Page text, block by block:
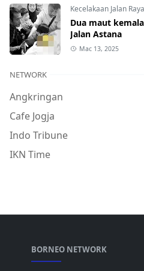
Kecelakaan Jalan Raya
Dua maut
Jalan Astana
Mac 13, 2025
NETWORK
Angkringan
Cafe Jogja
Indo Tribune
IKN Time
BORNEO NETWORK